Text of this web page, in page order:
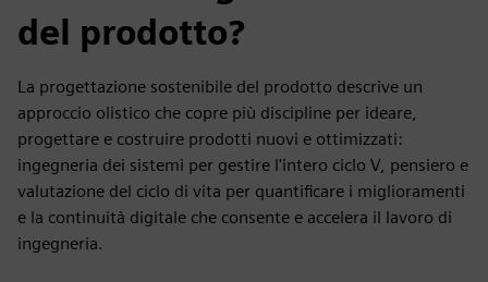
del prodotto?
La progettazione sostenibile del prodotto descrive un
approccio olistico che copre più discipline per ideare,
progettare e costruire prodotti nuovi e ottimizzati:
ingegneria dei sistemi per gestire l'intero ciclo V, pensiero e
valutazione del ciclo di vita per quantificare i miglioramenti
e la continuità digitale che consente e accelera il lavoro di
ingegneria.